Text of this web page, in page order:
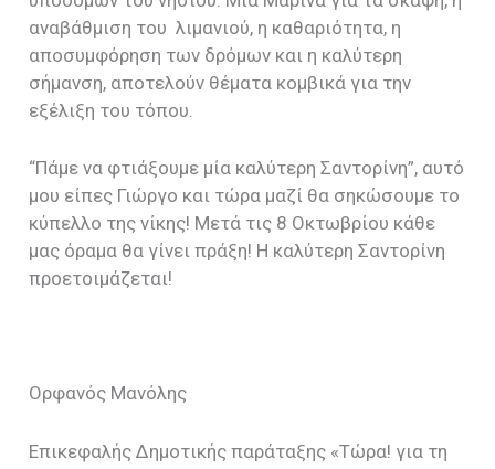
αναβάθμιση του λιμανιού, η καθαριότητα, η
αποσυμφόρηση των δρόμων και η καλύτερη
σήμανση, αποτελούν θέματα κομβικά για την
εξέλιξη του τόπου.
“Πάμε να φτιάξουμε μία καλύτερη Σαντορίνη”, αυτό
μου είπες Γιώργο και τώρα μαζί θα σηκώσουμε το
κύπελλο της νίκης! Μετά τις 8 Οκτωβρίου κάθε
μας όραμα θα γίνει πράξη! Η καλύτερη Σαντορίνη
προετοιμάζεται!
Ορφανός Μανόλης
Επικεφαλής Δημοτικής παράταξης «Τώρα! για τη